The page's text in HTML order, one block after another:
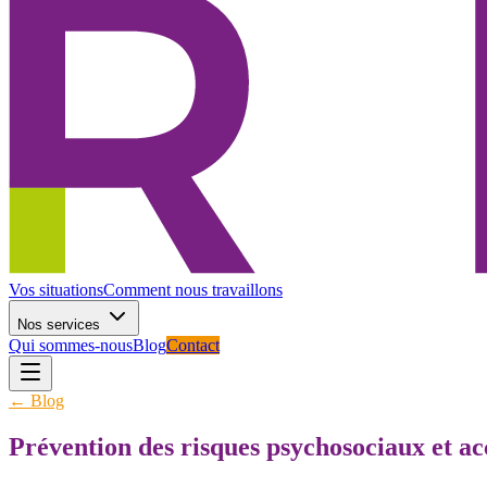
Vos situationsComment nous travaillons
Nos services
Qui sommes-nousBlogContact
← Blog
Prévention des risques psychosociaux et